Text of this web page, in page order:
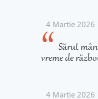
4 Martie 2026
Sărut
vreme de
4 Martie 2026